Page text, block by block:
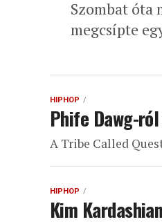
Szombat óta
megcsípte
HIPHOP
Phife Dawg-
A Tribe Called
HIPHOP
Kim